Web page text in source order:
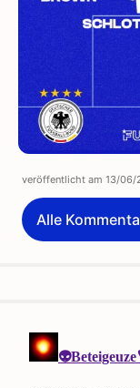
veröffentlicht am 13/06/
Alle